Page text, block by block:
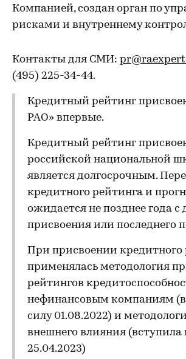
Компанией, создан орган по
рисками и внутреннему
Контакты для СМИ:
(495) 225-34-44.
Кредитный рейтинг
РАО» впервые.
Кредитный рейтинг
российской национальной
является долгосрочным.
кредитного рейтинга и
ожидается не позднее года с
присвоения или последнего
При присвоении кредитного
применялась методология
рейтингов
нефинансовым компаниям
силу 01.08.2022) и
внешнего влияния (вступила
25.04.2023)